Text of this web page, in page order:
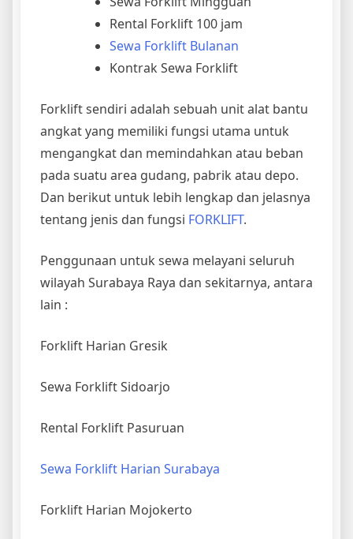
Rental Forklift 100 jam
Sewa Forklift Bulanan
Kontrak Sewa Forklift
Forklift sendiri adalah sebuah unit alat bantu
angkat yang memiliki fungsi utama untuk
mengangkat dan memindahkan atau beban
pada suatu area gudang, pabrik atau depo.
Dan berikut untuk lebih lengkap dan jelasnya
tentang jenis dan fungsi FORKLIFT.
Penggunaan untuk sewa melayani seluruh
wilayah Surabaya Raya dan sekitarnya, antara
lain :
Forklift Harian Gresik
Sewa Forklift Sidoarjo
Rental Forklift Pasuruan
Sewa Forklift Harian Surabaya
Forklift Harian Mojokerto